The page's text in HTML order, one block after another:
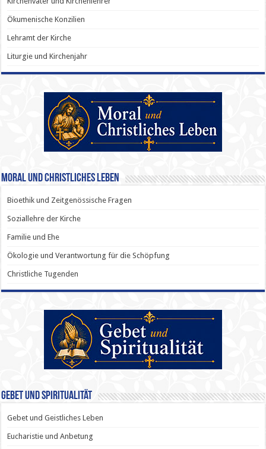
Ökumenische Konzilien
Lehramt der Kirche
Liturgie und Kirchenjahr
Moral und Christliches Leben
Bioethik und Zeitgenössische Fragen
Soziallehre der Kirche
Familie und Ehe
Ökologie und Verantwortung für die Schöpfung
Christliche Tugenden
Gebet und Spiritualität
Gebet und Geistliches Leben
Eucharistie und Anbetung